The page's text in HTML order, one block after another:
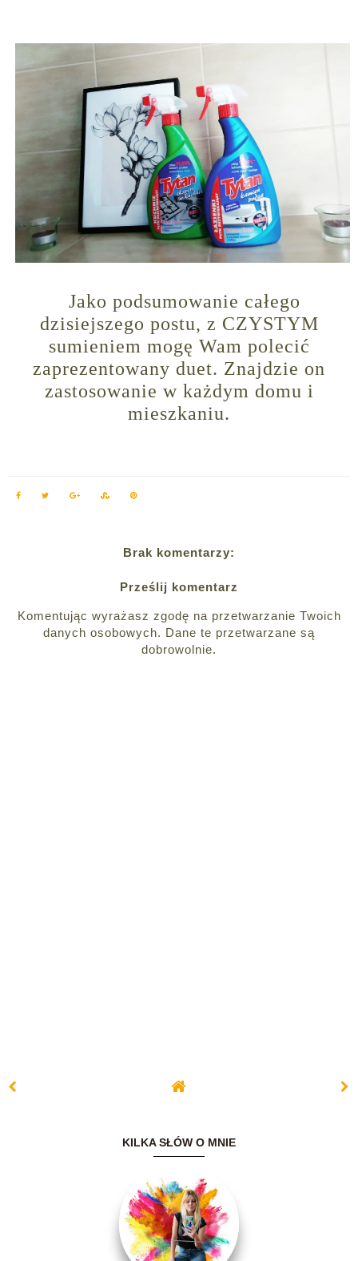
Jako podsumowanie całego
dzisiejszego postu, z CZYSTYM
sumieniem mogę Wam polecić
zaprezentowany duet. Znajdzie on
zastosowanie w każdym domu i
mieszkaniu.
Brak komentarzy:
Prześlij komentarz
Komentując wyrażasz zgodę na przetwarzanie Twoich
danych osobowych. Dane te przetwarzane są
dobrowolnie.
KILKA SŁÓW O MNIE